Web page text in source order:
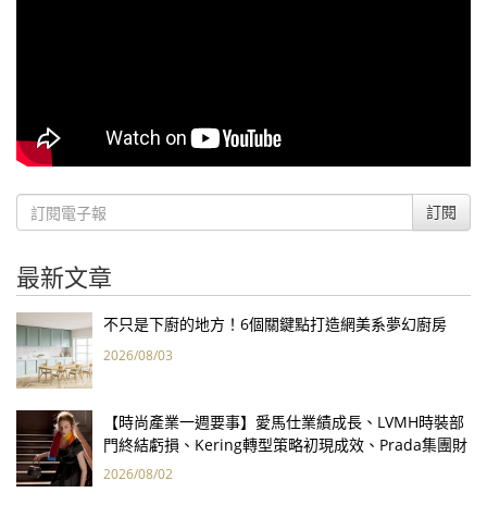
訂閱
最新文章
不只是下廚的地方！6個關鍵點打造網美系夢幻廚房
2026/08/03
【時尚產業一週要事】愛馬仕業績成長、LVMH時裝部
門終結虧損、Kering轉型策略初現成效、Prada集團財
報亮眼
2026/08/02